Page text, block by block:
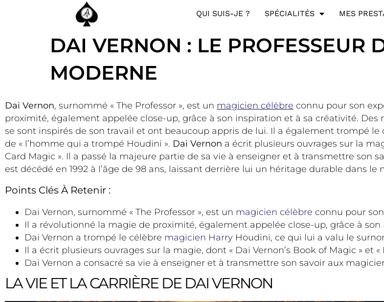
QUI SUIS-JE ? SPÉCIALITÉS MES
DAI VERNON : LE PROFESSEUR
MODERNE
Dai Vernon, surnommé « The Professor », est un magicien célèbre connu pour son
proximité, également appelée close-up, grâce à son inspiration et à sa créativité.
se sont inspirés de son travail et ont beaucoup appris de lui. Il a également trompé
de « l’homme qui a trompé Houdini ». Dai Vernon a écrit plusieurs ouvrages sur la
Card Magic ». Il a passé la majeure partie de sa vie à enseigner et à transmettre son
est décédé en 1992 à l’âge de 98 ans, laissant derrière lui un héritage durable dans le
Points Clés À Retenir :
Dai Vernon, surnommé « The Professor », est un magicien célèbre connu pour
Il a révolutionné la magie de proximité, également appelée close-up, grâce à
Dai Vernon a trompé le célèbre magicien Harry Houdini, ce qui lui a valu le
Il a écrit plusieurs ouvrages sur la magie, dont « Dai Vernon’s Book of Magic » et
Dai Vernon a consacré sa vie à enseigner et à transmettre son savoir aux
LA VIE ET LA CARRIÈRE DE DAI VERNON